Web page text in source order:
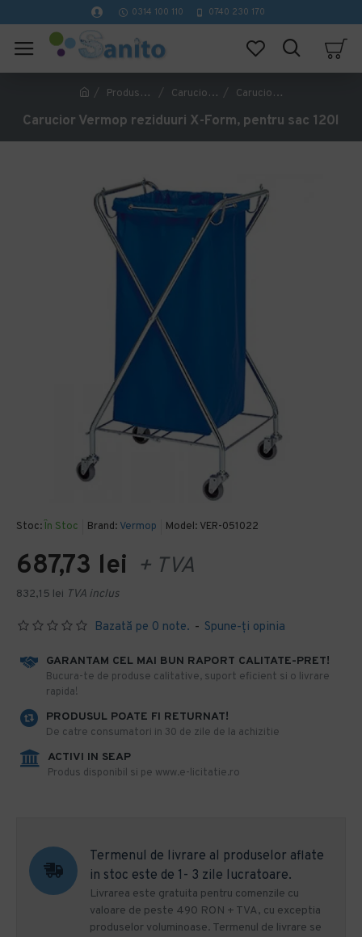
0314 100 110 0740 230 170
Produse de curatenie profesionale Carucioare de Curatenie Profesionale Carucior Vermop reziduuri X-Form, pentru sac 120l
Carucior Vermop reziduuri X-Form, pentru sac 120l
Stoc: În Stoc Brand: Vermop Model: VER-051022
Bazată pe 0 note. - Spune-ţi opinia
687,73 lei + TVA
832,15 lei TVA inclus
GARANTAM CEL MAI BUN RAPORT CALITATE-PRET!
​Bucura-te de produse calitative, suport eficient si o livrare
rapida!
PRODUSUL POATE FI RETURNAT!
De catre consumatori in 30 de zile de la achizitie
ACTIVI IN SEAP
Produs disponibil si pe www.e-licitatie.ro
Termenul de livrare al produselor aflate
in stoc este de 1- 3 zile lucratoare.
Livrarea este gratuita pentru comenzile cu
valoare de peste 490 RON + TVA, cu exceptia
produselor voluminoase. Termenul de livrare se